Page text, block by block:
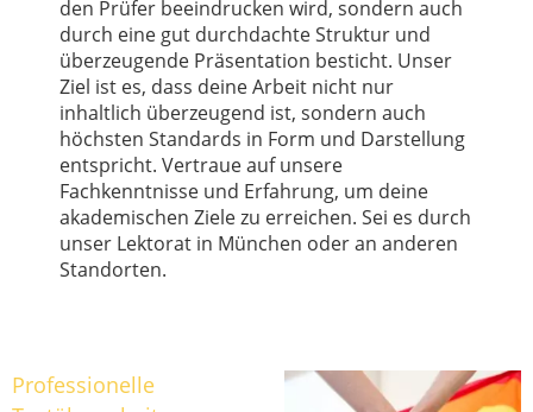
den Prüfer beeindrucken wird, sondern auch
durch eine gut durchdachte Struktur und
überzeugende Präsentation besticht. Unser
Ziel ist es, dass deine Arbeit nicht nur
inhaltlich überzeugend ist, sondern auch
höchsten Standards in Form und Darstellung
entspricht. Vertraue auf unsere
Fachkenntnisse und Erfahrung, um deine
akademischen Ziele zu erreichen. Sei es durch
unser Lektorat in München oder an anderen
Standorten.
Professionelle